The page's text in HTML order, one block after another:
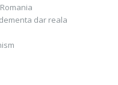
dar reala